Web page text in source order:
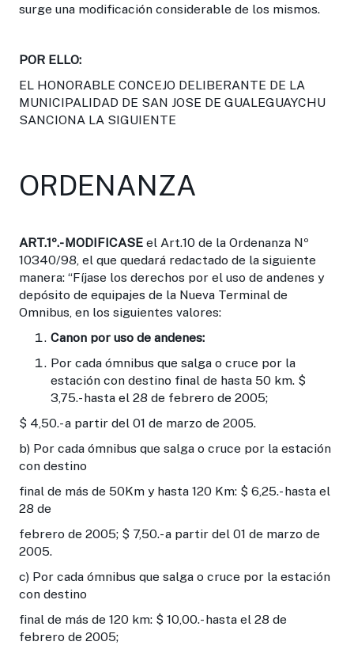
surge una modificación considerable de los mismos.
POR ELLO:
EL HONORABLE CONCEJO DELIBERANTE DE LA
MUNICIPALIDAD DE SAN JOSE DE GUALEGUAYCHU
SANCIONA LA SIGUIENTE
ORDENANZA
ART.1º.- MODIFICASE el Art.10 de la Ordenanza Nº
10340/98, el que quedará redactado de la siguiente
manera: “Fíjase los derechos por el uso de andenes y
depósito de equipajes de la Nueva Terminal de
Omnibus, en los siguientes valores:
Canon por uso de andenes:
Por cada ómnibus que salga o cruce por la
estación con destino final de hasta 50 km. $
3,75.- hasta el 28 de febrero de 2005;
$ 4,50.- a partir del 01 de marzo de 2005.
b) Por cada ómnibus que salga o cruce por la estación
con destino
final de más de 50Km y hasta 120 Km: $ 6,25.- hasta el
28 de
febrero de 2005; $ 7,50.- a partir del 01 de marzo de
2005.
c) Por cada ómnibus que salga o cruce por la estación
con destino
final de más de 120 km: $ 10,00.- hasta el 28 de
febrero de 2005;